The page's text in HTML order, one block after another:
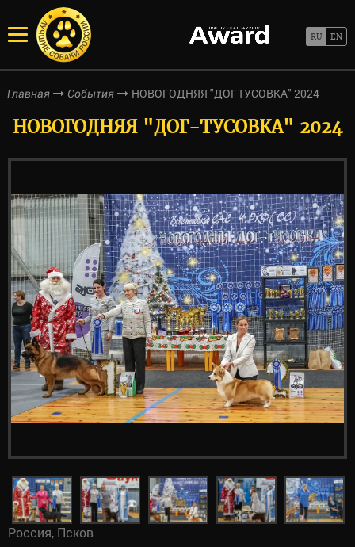
Главная События НОВОГОДНЯЯ "ДОГ-ТУСОВКА" 2024
НОВОГОДНЯЯ "ДОГ-ТУСОВКА" 2024
Россия, Псков